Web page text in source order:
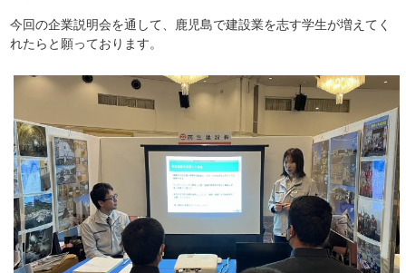
今回の企業説明会を通して、鹿児島で建設業を志す学生が増えてく
れたらと願っております。